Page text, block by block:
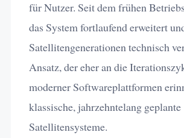
für Nutzer. Seit dem frühen
das System fortlaufend erweitert
Satellitengenerationen technisch
Ansatz, der eher an die
moderner Softwareplattformen
klassische, jahrzehntelang geplante
Satellitensysteme.